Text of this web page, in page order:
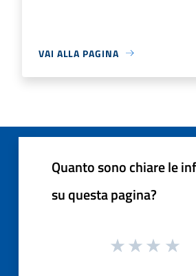
VAI ALLA PAGINA
Quanto sono chiare le
su questa pagina?